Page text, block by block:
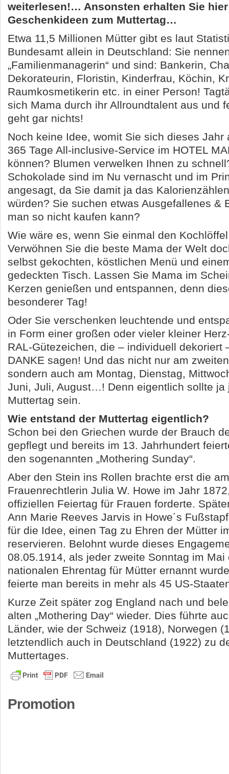
weiterlesen!… Ansonsten erhalten Sie
Geschenkideen zum Muttertag…
Etwa 11,5 Millionen Mütter gibt es laut
Bundesamt allein in Deutschland: Sie
„Familienmanagerin“ und sind: Bankerin,
Dekorateurin, Floristin, Kinderfrau, Köchin,
Raumkosmetikerin etc. in einer Person!
sich Mama durch ihr Allroundtalent aus und
geht gar nichts!
Noch keine Idee, womit Sie sich dieses Jahr
365 Tage All-inclusive-Service im HOTEL
können? Blumen verwelken Ihnen zu
Schokolade sind im Nu vernascht und im
angesagt, da Sie damit ja das
würden? Sie suchen etwas Ausgefallenes &
man so nicht kaufen kann?
Wie wäre es, wenn Sie einmal den
Verwöhnen Sie die beste Mama der Welt
selbst gekochten, köstlichen Menü und
gedeckten Tisch. Lassen Sie Mama im
Kerzen genießen und entspannen, denn
besonderer Tag!
Oder Sie verschenken leuchtende und
in Form einer großen oder vieler kleiner
RAL-Gütezeichen, die – individuell dekoriert
DANKE sagen! Und das nicht nur am
sondern auch am Montag, Dienstag,
Juni, Juli, August…! Denn eigentlich sollte ja
Muttertag sein.
Wie entstand der Muttertag eigentlich?
Schon bei den Griechen wurde der Brauch
gepflegt und bereits im 13. Jahrhundert
den sogenannten „Mothering Sunday“.
Aber den Stein ins Rollen brachte erst die
Frauenrechtlerin Julia W. Howe im Jahr
offiziellen Feiertag für Frauen forderte.
Ann Marie Reeves Jarvis in Howe´s
für die Idee, einen Tag zu Ehren der Mütter
reservieren. Belohnt wurde dieses
08.05.1914, als jeder zweite Sonntag im Mai
nationalen Ehrentag für Mütter ernannt
feierte man bereits in mehr als 45 US-
Kurze Zeit später zog England nach und
alten „Mothering Day“ wieder. Dies führte
Länder, wie der Schweiz (1918), Norwegen
letztendlich auch in Deutschland (1922) zu
Muttertages.
Promotion